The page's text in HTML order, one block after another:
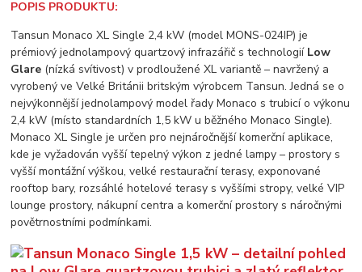
POPIS PRODUKTU:
Tansun Monaco XL Single 2,4 kW (model MONS-024IP) je
prémiový jednolampový quartzový infrazářič s technologií Low
Glare (nízká svítivost) v prodloužené XL variantě – navržený a
vyrobený ve Velké Británii britským výrobcem Tansun. Jedná se o
nejvýkonnější jednolampový model řady Monaco s trubicí o výkonu
2,4 kW (místo standardních 1,5 kW u běžného Monaco Single).
Monaco XL Single je určen pro nejnáročnější komerční aplikace,
kde je vyžadován vyšší tepelný výkon z jedné lampy – prostory s
vyšší montážní výškou, velké restaurační terasy, exponované
rooftop bary, rozsáhlé hotelové terasy s vyššími stropy, velké VIP
lounge prostory, nákupní centra a komerční prostory s náročnými
povětrnostními podmínkami.